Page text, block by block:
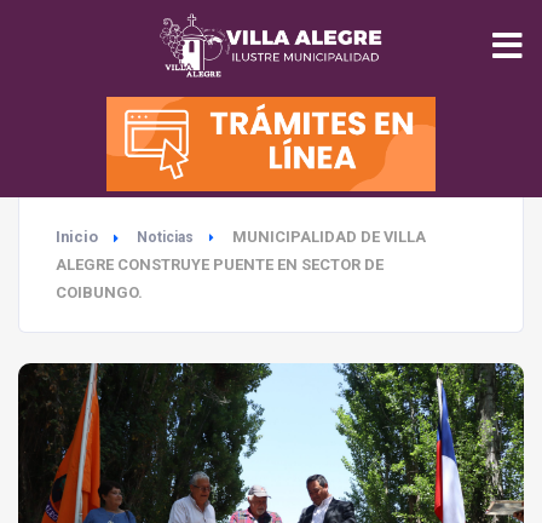
INICIO
MUNICIPALIDAD
SEGURIDAD
SALUD
TURISMO
Inicio Noticias
MUNICIPALIDAD DE VILLA
ALEGRE CONSTRUYE PUENTE EN SECTOR DE
COIBUNGO.